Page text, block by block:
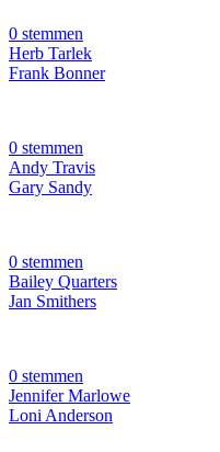
0 stemmen
Herb Tarlek
Frank Bonner
0 stemmen
Andy Travis
Gary Sandy
0 stemmen
Bailey Quarters
Jan Smithers
0 stemmen
Jennifer Marlowe
Loni Anderson